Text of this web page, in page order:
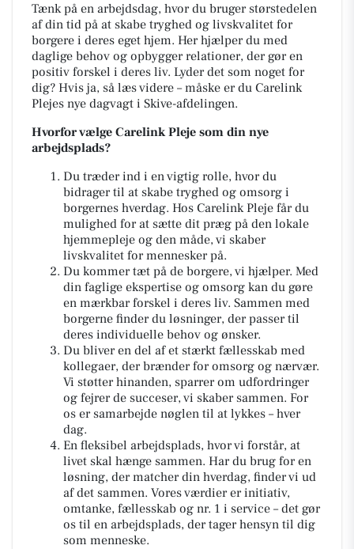
Tænk på en arbejdsdag, hvor du bruger størstedelen
af din tid på at skabe tryghed og livskvalitet for
borgere i deres eget hjem. Her hjælper du med
daglige behov og opbygger relationer, der gør en
positiv forskel i deres liv. Lyder det som noget for
dig? Hvis ja, så læs videre – måske er du Carelink
Plejes nye dagvagt i Skive-afdelingen.
Hvorfor vælge Carelink Pleje som din nye
arbejdsplads?
Du træder ind i en vigtig rolle, hvor du
bidrager til at skabe tryghed og omsorg i
borgernes hverdag. Hos Carelink Pleje får du
mulighed for at sætte dit præg på den lokale
hjemmepleje og den måde, vi skaber
livskvalitet for mennesker på.
Du kommer tæt på de borgere, vi hjælper. Med
din faglige ekspertise og omsorg kan du gøre
en mærkbar forskel i deres liv. Sammen med
borgerne finder du løsninger, der passer til
deres individuelle behov og ønsker.
Du bliver en del af et stærkt fællesskab med
kollegaer, der brænder for omsorg og nærvær.
Vi støtter hinanden, sparrer om udfordringer
og fejrer de succeser, vi skaber sammen. For
os er samarbejde nøglen til at lykkes – hver
dag.
En fleksibel arbejdsplads, hvor vi forstår, at
livet skal hænge sammen. Har du brug for en
løsning, der matcher din hverdag, finder vi ud
af det sammen. Vores værdier er initiativ,
omtanke, fællesskab og nr. 1 i service – det gør
os til en arbejdsplads, der tager hensyn til dig
som menneske.